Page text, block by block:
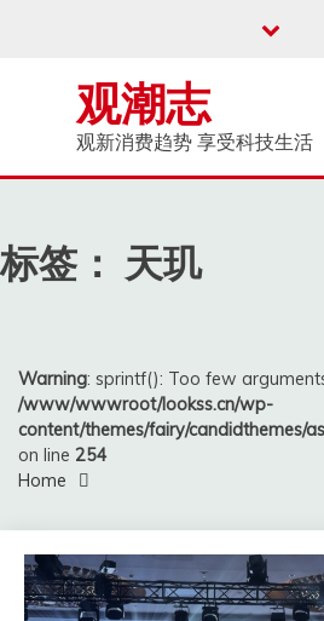
观潮志
观新消费趋势 享受科技生活
标签： 天玑
Warning: sprintf(): Too few
/www/wwwroot/lookss.cn/wp-
content/themes/fairy/candidthemes/
on line 254
Home